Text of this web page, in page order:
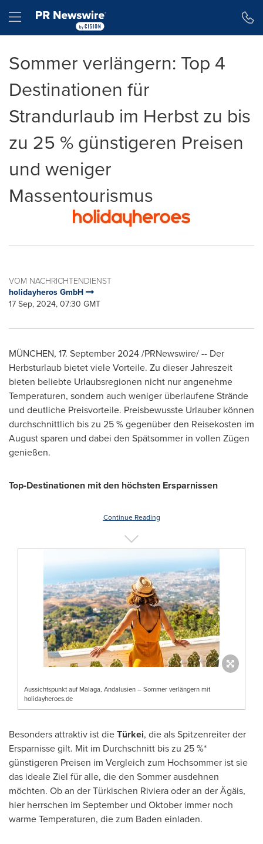
Hamburger menu
Sommer verlängern: Top 4
Destinationen für
Strandurlaub im Herbst zu bis
zu 25 % günstigeren Preisen
und weniger
Massentourismus
VOM NACHRICHTENDIENST
holidayheros GmbH
17 Sep, 2024, 07:30 GMT
MÜNCHEN, 17. September 2024/PRNewswire/ -- Der
Herbsturlaub bietet viele Vorteile. Zu dieser Jahreszeit
bieten beliebte Urlaubsregionen nicht nur angenehme
Temperaturen, sondern auch weniger überlaufene Strände
und deutliche Preisvorteile. Preisbewusste Urlauber können
durchschnittlich bis zu 25 % gegenüber den Reisekosten im
August sparen und dabei den Spätsommer in vollen Zügen
genießen.
Top-Destinationen mit den höchsten Ersparnissen
Continue Reading
Aussichtspunkt auf Malaga, Andalusien – Sommer verlängern mit
holidayheroes.de
Besonders attraktiv ist dieTürkei, die als Spitzenreiter der
Ersparnisse gilt. Mit im Durchschnitt bis zu 25 %*
günstigeren Preisen im Vergleich zum Hochsommer ist sie
das ideale Ziel für alle, die den Sommer ausdehnen
möchten. Ob an der Türkischen Riviera oder an der Ägäis,
hier herrschen im September und Oktober immer noch
warme Temperaturen, die zum Baden einladen.